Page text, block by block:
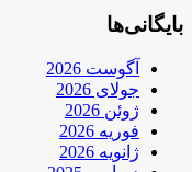
بایگانی‌ها
آگوست 2026
جولای 2026
ژوئن 2026
فوریه 2026
ژانویه 2026